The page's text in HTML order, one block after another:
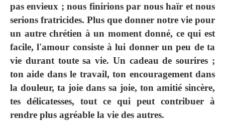
pas envieux ; nous finirions par nous haïr et nous
serions fratricides. Plus que donner notre vie pour
un autre chrétien à un moment donné, ce qui est
facile, l'amour consiste à lui donner un peu de ta
vie durant toute sa vie. Un cadeau de sourires ;
ton aide dans le travail, ton encouragement dans
la douleur, ta joie dans sa joie, ton amitié sincère,
tes délicatesses, tout ce qui peut contribuer à
rendre plus agréable la vie des autres.